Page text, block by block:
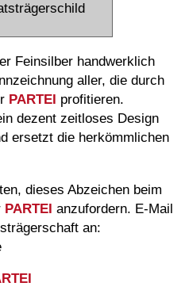
Feinsilber handwerklich
aller, die durch
PARTEI profitieren.
dezent zeitloses Design
ersetzt die herkömmlichen
dieses Abzeichen beim
PARTEI anzufordern. E-Mail
an: